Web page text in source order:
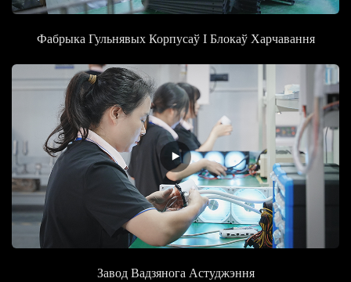
Фабрыка Гульнявых Корпусаў І Блокаў Харчавання
ЗаводВадзянога Астуджэння